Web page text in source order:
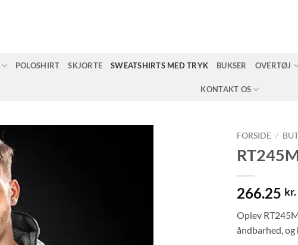
POLOSHIRT SKJORTE SWEATSHIRTS MED TRYK BUKSER OVERTØJ
KONTAKT OS
FORSIDE /
266.25 kr.
Oplev
åndbarhed,